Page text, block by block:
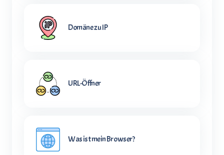
Domäne zu IP
URL-Öffner
Was ist mein Browser?